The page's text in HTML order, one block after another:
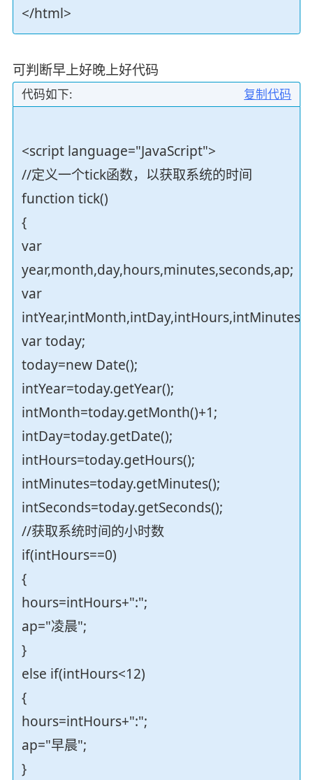
</html>
可判断早上好晚上好代码
复制代码
代码如下:
<script language="JavaScript">
//定义一个tick函数，以获取系统的时间
function tick()
{
var
year,month,day,hours,minutes,seconds,ap;
var
var today;
today=new Date();
intYear=today.getYear();
intMonth=today.getMonth()+1;
intDay=today.getDate();
intHours=today.getHours();
intMinutes=today.getMinutes();
intSeconds=today.getSeconds();
//获取系统时间的小时数
if(intHours==0)
{
hours=intHours+":";
ap="凌晨";
}
else if(intHours<12)
{
hours=intHours+":";
ap="早晨";
}